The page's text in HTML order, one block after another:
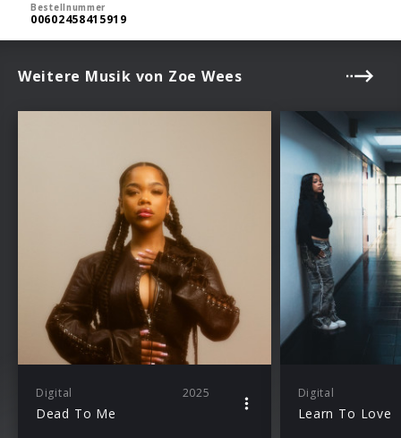
Bestellnummer
00602458415919
Weitere Musik von Zoe Wees
Digital 2025
Dead To Me
Digital
Learn To Love